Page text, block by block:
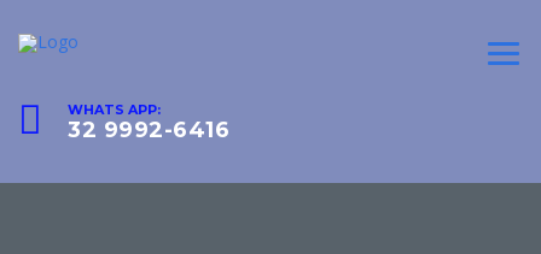
WHATS APP:
32 9992-6416